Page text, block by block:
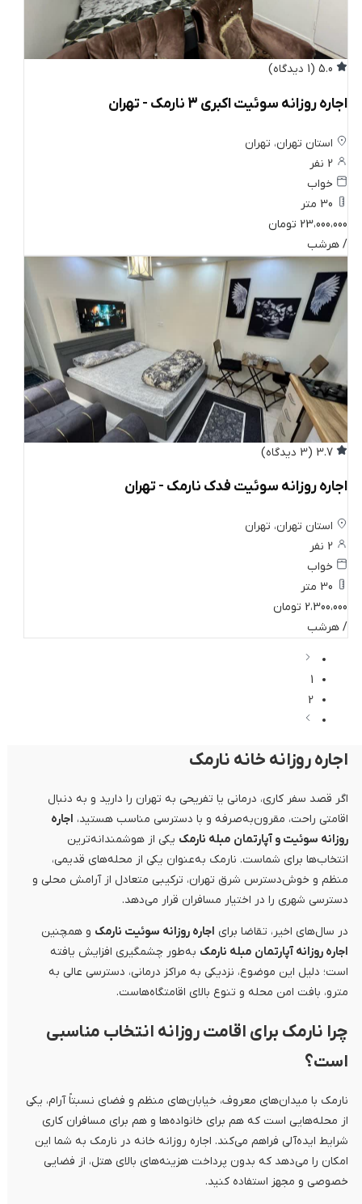
(1 دیدگاه)
اجاره روزانه سوئیت اکبری 3 نارمک - تهران
استان تهران، تهران
خواب
23،000،000 تومان
/ هرشب
(3 دیدگاه)
اجاره روزانه سوئیت فدک نارمک - تهران
استان تهران، تهران
خواب
2،300،000 تومان
/ هرشب
1
2
اجاره روزانه خانه نارمک
اگر قصد سفر کاری، درمانی یا تفریحی به تهران را دارید و به دنبال
اقامتی راحت، مقرون‌به‌صرفه و با دسترسی مناسب هستید، اجاره
روزانه سوئیت و آپارتمان مبله نارمک یکی از هوشمندانه‌ترین
انتخاب‌ها برای شماست. نارمک به‌عنوان یکی از محله‌های قدیمی،
منظم و خوش‌دسترس شرق تهران، ترکیبی متعادل از آرامش محلی و
دسترسی شهری را در اختیار مسافران قرار می‌دهد.
در سال‌های اخیر، تقاضا برای اجاره روزانه سوئیت نارمک و همچنین
اجاره روزانه آپارتمان مبله نارمک به‌طور چشمگیری افزایش یافته
است؛ دلیل این موضوع، نزدیکی به مراکز درمانی، دسترسی عالی به
مترو، بافت امن محله و تنوع بالای اقامتگاه‌هاست.
چرا نارمک برای اقامت روزانه انتخاب مناسبی
است؟
نارمک با میدان‌های معروف، خیابان‌های منظم و فضای نسبتاً آرام، یکی
از محله‌هایی است که هم برای خانواده‌ها و هم برای مسافران کاری
شرایط ایده‌آلی فراهم می‌کند. اجاره روزانه خانه در نارمک به شما این
امکان را می‌دهد که بدون پرداخت هزینه‌های بالای هتل، از فضایی
خصوصی و مجهز استفاده کنید.